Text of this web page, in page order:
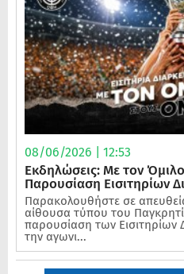
08/06/2026 | 12:53
Εκδηλώσεις: Με τον
Παρουσίαση Εισιτηρίων
Παρακολουθήστε σε
αίθουσα τύπου του
παρουσίαση των Εισιτηρίων
την αγωνι...